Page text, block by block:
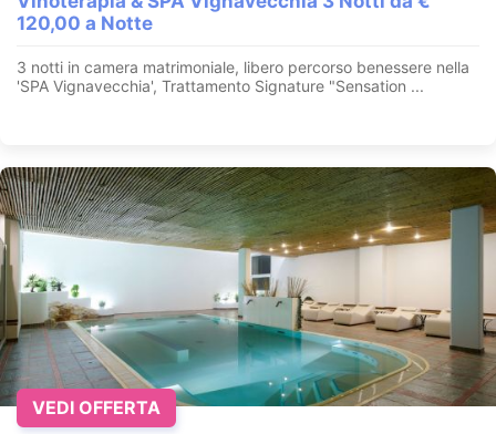
120,00 a Notte
3 notti in camera matrimoniale, libero percorso benessere nella
'SPA Vignavecchia', Trattamento Signature "Sensation ...
VEDI OFFERTA